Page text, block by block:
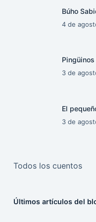
Búho
4 de
3 de
El
3 de
Todos los cuentos
Últimos artículos del